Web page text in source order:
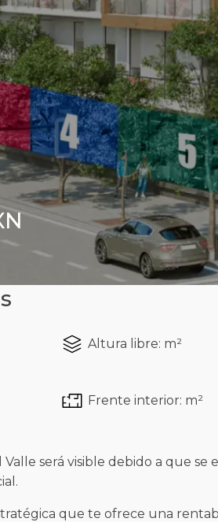
Altura libre: m²
Frente interior: m²
será visible debido a que
que te ofrece una